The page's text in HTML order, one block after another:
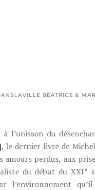
BÉATRICE &
l’unisson du
, le dernier livre de
amours perdus, aux
du début du XXI°
l’environnement qu’il